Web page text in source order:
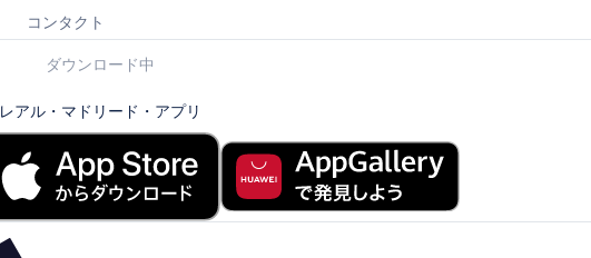
コンタクト
ダウンロード中
レアル・マドリード・アプリ